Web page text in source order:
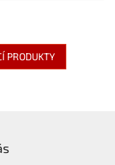
PRODUKTY